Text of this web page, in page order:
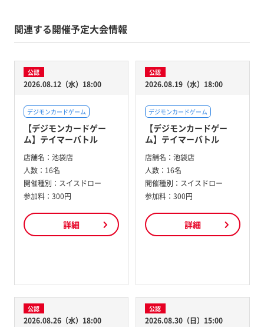
関連する開催予定大会情報
公認
2026.08.12（水）18:00
デジモンカードゲーム
【デジモンカードゲー
ム】テイマーバトル
店舗名： 池袋店
人数： 16名
開催種別： スイスドロー
参加料： 300円
詳細
公認
2026.08.19（水）18:00
デジモンカードゲーム
【デジモンカードゲー
ム】テイマーバトル
店舗名： 池袋店
人数： 16名
開催種別： スイスドロー
参加料： 300円
詳細
公認
2026.08.26（水）18:00
公認
2026.08.30（日）15:00